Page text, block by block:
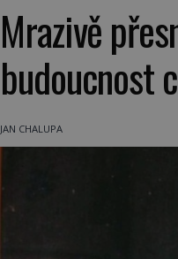
Mrazivě
budoucnost
JAN CHALUPA